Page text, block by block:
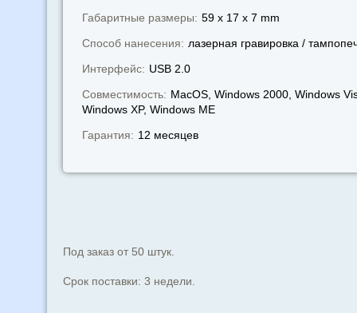
Габаритные размеры: 59 x 17 x 7 mm
Способ нанесения: лазерная гравировка /
Интерфейс: USB 2.0
Совместимость: MacOS, Windows 2000, Windows
Windows XP, Windows МЕ
Гарантия: 12 месяцев
Под заказ от 50 штук.
Срок поставки: 3 недели.